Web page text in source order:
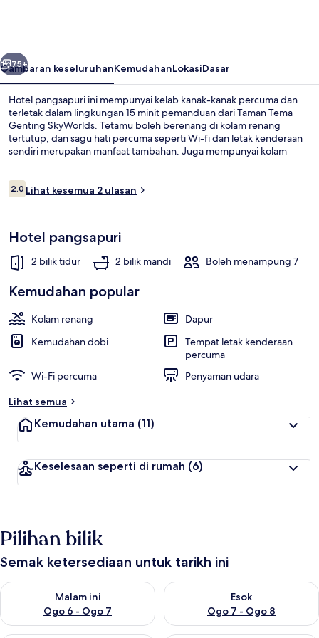
Seterusnya
75+
Gambaran keseluruhanKemudahanLokasiDasar
Hotel pangsapuri ini mempunyai kelab kanak-kanak percuma dan
terletak dalam lingkungan 15 minit pemanduan dari Taman Tema
Genting SkyWorlds. Tetamu boleh berenang di kolam renang
tertutup, dan sagu hati percuma seperti Wi-fi dan letak kenderaan
sendiri merupakan manfaat tambahan. Juga mempunyai kolam
Ulasan
2.02.0 daripada 10
Lihat kesemua 2 ulasan
Hotel pangsapuri
2 bilik tidur 2 bilik mandi Boleh menampung 7
Kemudahan popular
Kolam renang
Dapur
Kemudahan dobi
Tempat letak kenderaan
percuma
Wi-Fi percuma
Penyaman udara
Lihat semua
Kemudahan utama (11)
Keselesaan seperti di rumah (6)
Pilihan bilik
Semak ketersediaan untuk tarikh ini
Malam ini
Ogo 6 - Ogo 7
Semak ketersediaan untuk malam ini Ogo 6 - Ogo 7
Esok
Ogo 7 - Ogo 8
Semak ketersediaan untuk